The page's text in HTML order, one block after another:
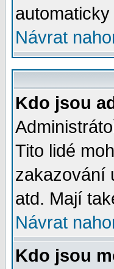
Návrat
Kdo jsou
Tito lidé
zakazování
atd. Mají
Návrat
Kdo jsou